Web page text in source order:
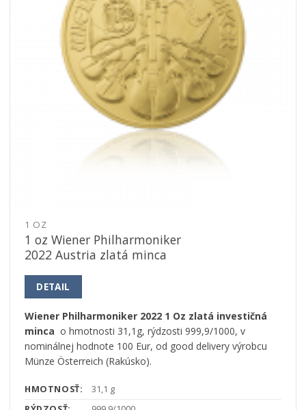
1 OZ
1 oz Wiener Philharmoniker
2022 Austria zlatá minca
DETAIL
Wiener Philharmoniker 2022 1 Oz zlatá investičná
minca o hmotnosti 31,1g, rýdzosti 999,9/1000, v
nominálnej hodnote 100 Eur, od good delivery výrobcu
Münze Österreich (Rakúsko).
HMOTNOSŤ:
31,1 g